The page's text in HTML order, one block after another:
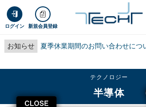
ログイン 新規会員登録
お知らせ 夏季休業期間のお問い合わせにつ
CLOSE
テクノロジー
半導体